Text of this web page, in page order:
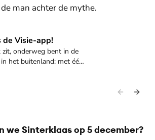
man achter de mythe.
Visie-app!
onderweg bent in de
het buitenland: met één
we Sinterklaas op 5 december?